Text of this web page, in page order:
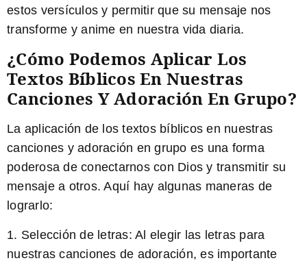
estos versículos y permitir que su mensaje nos
transforme y anime en nuestra vida diaria.
¿Cómo Podemos Aplicar Los
Textos Bíblicos En Nuestras
Canciones Y Adoración En Grupo?
La aplicación de los textos bíblicos en nuestras
canciones y adoración en grupo es una forma
poderosa de conectarnos con Dios y transmitir su
mensaje a otros. Aquí hay algunas maneras de
lograrlo:
1. Selección de letras: Al elegir las letras para
nuestras canciones de adoración, es importante